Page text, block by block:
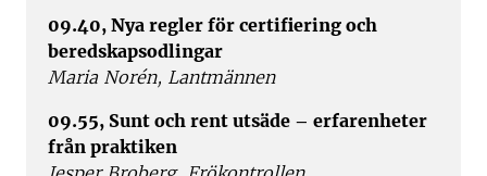
09.40, Nya regler för certifiering och
beredskapsodlingar
Maria Norén, Lantmännen
09.55, Sunt och rent utsäde – erfarenheter
från praktiken